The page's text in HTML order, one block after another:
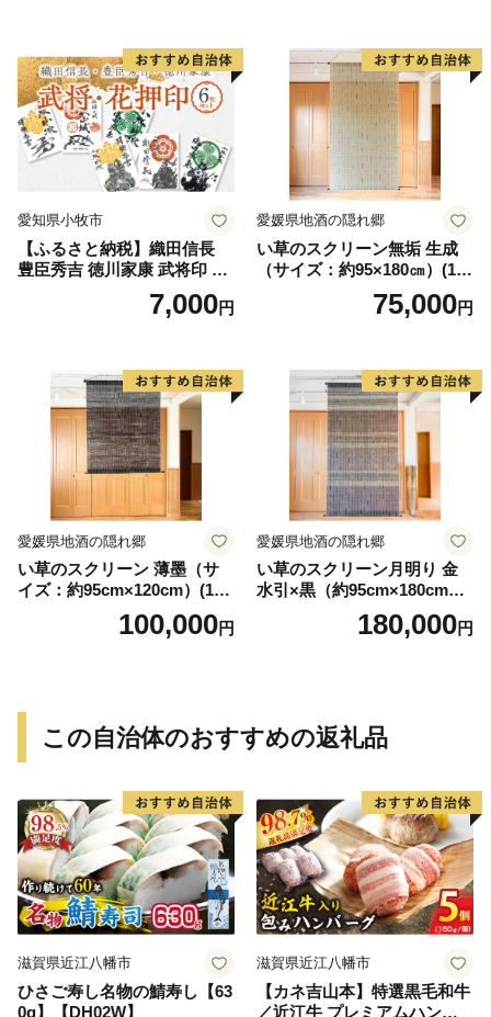
牧市 お取り寄せ 送料無料
愛知県 小牧市 お取り寄せ 送
愛知県小牧市
【ふるさと納税】織田信長
豊臣秀吉 徳川家康 武将印 花
押印 6枚 セット イラスト 戦
国 武将 小牧山城 墨絵 龍画師
グッズ 愛知県 小牧市 お取り
寄せ 送料無料
7,000円
愛媛県地酒の隠れ郷
い草のスクリーン無垢 生成
（サイズ：約95×180㎝）(14
75,000円
愛媛県地酒の隠れ郷
い草のスクリーン 薄墨（サ
イズ：約95cm×120cm）(14
100,000円
愛媛県地酒の隠れ郷
い草のスクリーン月明り 金
水引×黒（約95cm×180cm）
180,000円
この自治体のおすすめの返礼品
滋賀県近江八幡市
ひさご寿し名物の鯖寿し【63
0g】【DH02W】
滋賀県近江八幡市
【カネ吉山本】特選黒毛和牛
／近江牛 プレミアムハンバ